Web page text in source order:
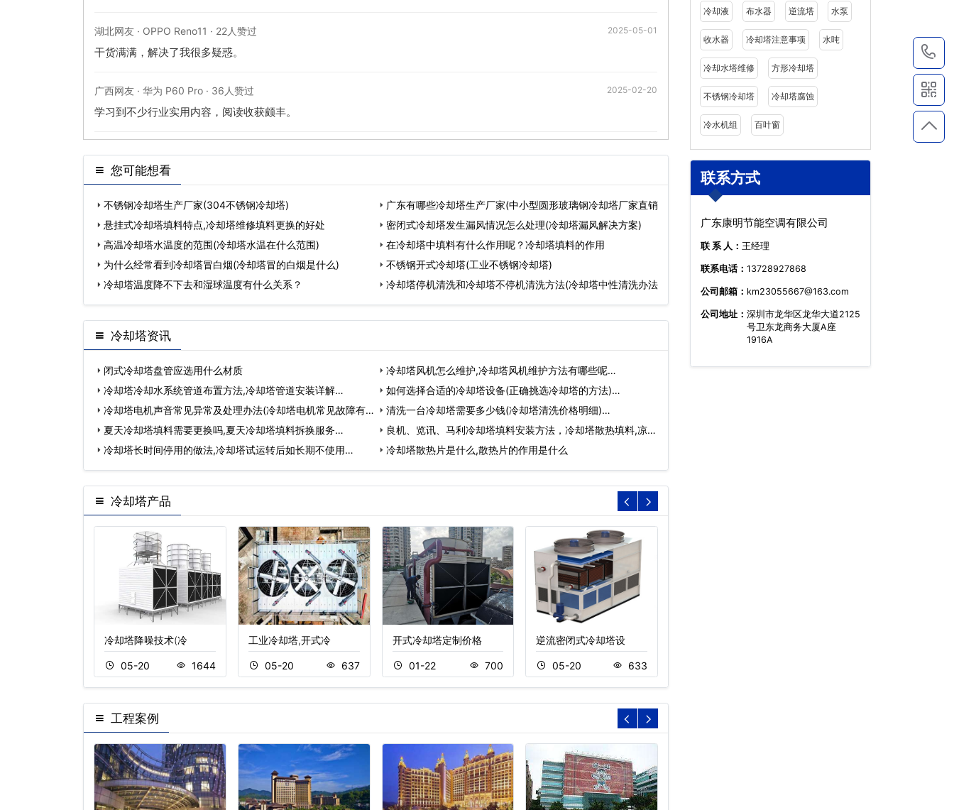
湖北网友 · OPPO Reno11 · 22人赞过 2025-05-01
干货满满，解决了我很多疑惑。
广西网友 · 华为 P60 Pro · 36人赞过 2025-02-20
学习到不少行业实用内容，阅读收获颇丰。
您可能想看
不锈钢冷却塔生产厂家(304不锈钢冷却塔)
广东有哪些冷却塔生产厂家(中小型圆形玻璃钢冷却塔厂家直销
悬挂式冷却塔填料特点,冷却塔维修填料更换的好处
密闭式冷却塔发生漏风情况怎么处理(冷却塔漏风解决方案)
高温冷却塔水温度的范围(冷却塔水温在什么范围)
在冷却塔中填料有什么作用呢？冷却塔填料的作用
为什么经常看到冷却塔冒白烟(冷却塔冒的白烟是什么)
不锈钢开式冷却塔(工业不锈钢冷却塔)
冷却塔温度降不下去和湿球温度有什么关系？
冷却塔停机清洗和冷却塔不停机清洗方法(冷却塔中性清洗办法
冷却塔资讯
闭式冷却塔盘管应选用什么材质
冷却塔风机怎么维护,冷却塔风机维护方法有哪些呢…
冷却塔冷却水系统管道布置方法,冷却塔管道安装详解…
如何选择合适的冷却塔设备(正确挑选冷却塔的方法)…
冷却塔电机声音常见异常及处理办法(冷却塔电机常见故障有
哪…
清洗一台冷却塔需要多少钱(冷却塔清洗价格明细)…
夏天冷却塔填料需要更换吗,夏天冷却塔填料拆换服务…
良机、览讯、马利冷却塔填料安装方法，冷却塔散热填料,凉水
塔…
冷却塔长时间停用的做法,冷却塔试运转后如长期不使用… 冷却塔散热片是什么,散热片的作用是什么
冷却塔产品
冷却塔降噪技术(冷
05-20 1644
工业冷却塔,开式冷
05-20 637
开式冷却塔定制价格
01-22 700
逆流密闭式冷却塔设
05-20 633
工程案例
冷却液 布水器 逆流塔 水泵
收水器 冷却塔注意事项 水吨
冷却水塔维修 方形冷却塔
不锈钢冷却塔 冷却塔腐蚀
冷水机组 百叶窗
联系方式
广东康明节能空调有限公司
联 系 人： 王经理
联系电话： 13728927868
公司邮箱： km23055667@163.com
公司地址： 深圳市龙华区龙华大道2125
号卫东龙商务大厦A座
1916A